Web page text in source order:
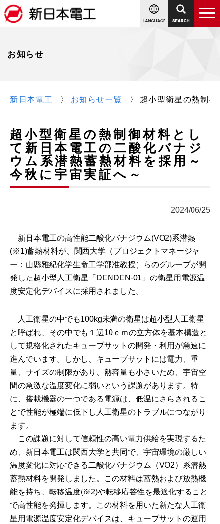
お知らせ
新日本電工 お知らせ一覧 超小型衛星の熱制
超小型衛星の熱制御材料とし
て新日本電工の二酸化バナジ
ウム系潜熱蓄熱材料を採用～
今秋に宇宙実証へ～
2024/06/25
新日本電工の高性能二酸化バナジウム(VO2)系潜熱
(※1)蓄熱材料が、関西大学（プロジェクトマネージャ
ー：山縣雅紀化学生命工学部准教授）らのグループが開
発した超小型人工衛星「DENDEN-01」の衛星用電源温
度安定化デバイスに採用されました。
人工衛星の中でも100kg未満の衛星は超小型人工衛星
と呼ばれ、その中でも１辺10ｃｍの立方体を基本構造と
して規格化されたキューブサットの開発・利用が急速に
進んでいます。しかし、キューブサットには電力、重
量、サイズの制限があり、熱容量も小さいため、宇宙空
間の急激な温度変化に弱いという課題があります。特
に、搭載機器の一つである電源は、低温にさらされるこ
とで性能が極端に低下し人工衛星のトラブルにつながり
ます。
この課題に対して信頼性の高い電力供給を実現するた
め、新日本電工は関西大学と共同で、宇宙環境の厳しい
温度変化に対応できる二酸化バナジウム（VO2）系潜熱
蓄熱材料を開発しました。この材料は蓄熱および放熱機
能を持ち、転移温度(※2)や転移応答性を最適化すること
で高性能を発揮します。この材料を用いた新たな人工衛
星用電源温度安定化デバイスは、キューブサットの運用